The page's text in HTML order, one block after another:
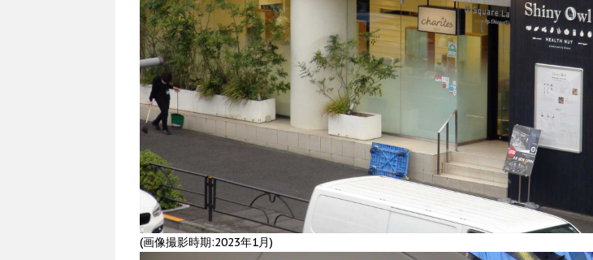
(画像撮影時期:2023年1月)